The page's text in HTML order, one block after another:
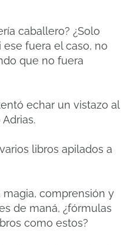
caballero? ¿Solo
fuera el caso, no
que no fuera
echar un vistazo al
libros apilados a
comprensión y
de maná, ¿fórmulas
como estos?